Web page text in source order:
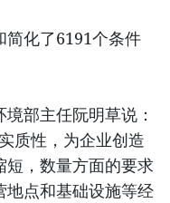
简化了6191个条件
部主任阮明草说：
质性，为企业创造
短，数量方面的要求
地点和基础设施等经